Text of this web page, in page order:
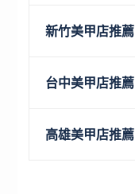
新竹美甲店推薦
台中美甲店推薦
高雄美甲店推薦